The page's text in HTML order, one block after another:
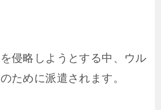
侵略しようとする中、ウル
ために派遣されます。